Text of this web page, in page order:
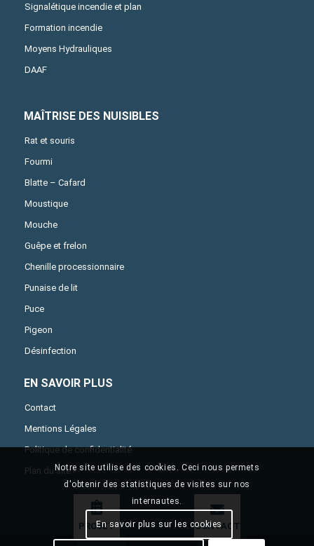
PROJET CONTACT
Signalétique incendie et plan
Formation incendie
Moyens Hydrauliques
DAAF
MAÎTRISE DES NUISIBLES
Rat et souris
Fourmi
Blatte – Cafard
Moustique
Mouche
Guêpe et frelon
Chenille processionnaire
Punaise de lit
Puce
Pigeon
Désinfection
EN SAVOIR PLUS
Contact
Mentions Légales
Politique de confidentialité
Plan du siteNotre site utilise des cookies. Ceci nous permets
d'obtenir des statistiques de visites sur nos
internautes.
En savoir plus sur les cookies